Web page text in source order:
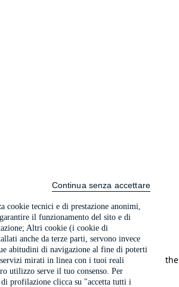
side exception has occurred (see the
for more information).
cookie tecnici e di prestazione anonimi,
il funzionamento del sito e di
Altri cookie (i cookie di
anche da terze parti, servono invece
abitudini di navigazione al fine di poterti
mirati in linea con i tuoi reali
utilizzo serve il tuo consenso. Per
profilazione clicca su "accetta tutti i
Continua senza accettare